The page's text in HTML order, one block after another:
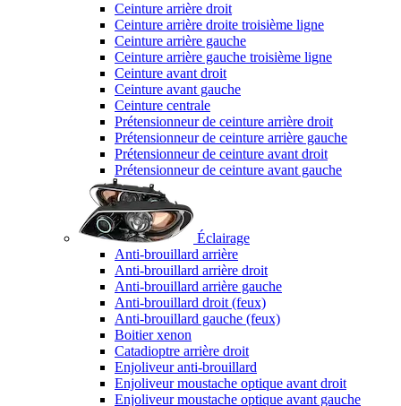
Ceinture arrière droit
Ceinture arrière droite troisième ligne
Ceinture arrière gauche
Ceinture arrière gauche troisième ligne
Ceinture avant droit
Ceinture avant gauche
Ceinture centrale
Prétensionneur de ceinture arrière droit
Prétensionneur de ceinture arrière gauche
Prétensionneur de ceinture avant droit
Prétensionneur de ceinture avant gauche
Éclairage
Anti-brouillard arrière
Anti-brouillard arrière droit
Anti-brouillard arrière gauche
Anti-brouillard droit (feux)
Anti-brouillard gauche (feux)
Boitier xenon
Catadioptre arrière droit
Enjoliveur anti-brouillard
Enjoliveur moustache optique avant droit
Enjoliveur moustache optique avant gauche